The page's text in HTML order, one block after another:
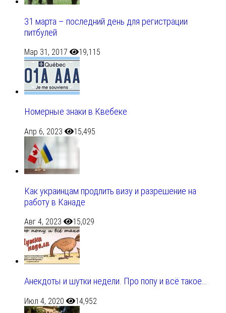
31 марта – последний день для регистрации
питбулей
Мар 31, 2017 19,115
Номерные знаки в Квебеке
Апр 6, 2023 15,495
Как украинцам продлить визу и разрешение на
работу в Канаде
Авг 4, 2023 15,029
Анекдоты и шутки недели. Про попу и всё такое…
Июл 4, 2020 14,952